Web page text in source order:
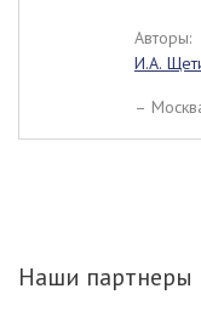
Авторы:
И.А.
–
Наши партнеры